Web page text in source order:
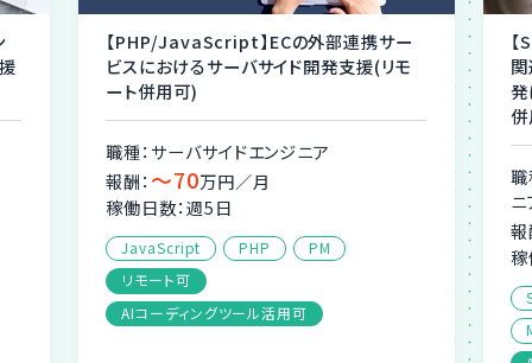
【PHP/JavaScript】ECの外部連携サー
ビスにおけるサーバサイド開発支援(リモ
ート併用可)
職種：サーバサイドエンジニア
報酬： 〜70万円／月
稼働日数：週5日
JavaScript PHP
PM
リモート可
AIコーディングツール活用可
発
職
報